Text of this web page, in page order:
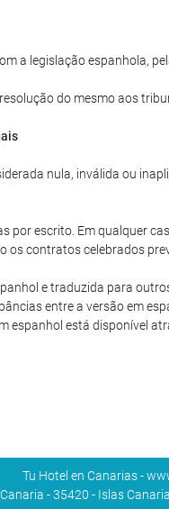
a legislação espanhola,
do mesmo aos
nula, inválida ou
por escrito. Em qualquer
os contratos celebrados
e traduzida para
entre a versão em
espanhol está disponível
Tu Hotel en Canarias -
- 35420 - Islas